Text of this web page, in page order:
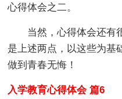
心得体会之二。
当然，心得体会还有
是上述两点，以这些为基
做到青春无悔！
入学教育心得体会 篇6